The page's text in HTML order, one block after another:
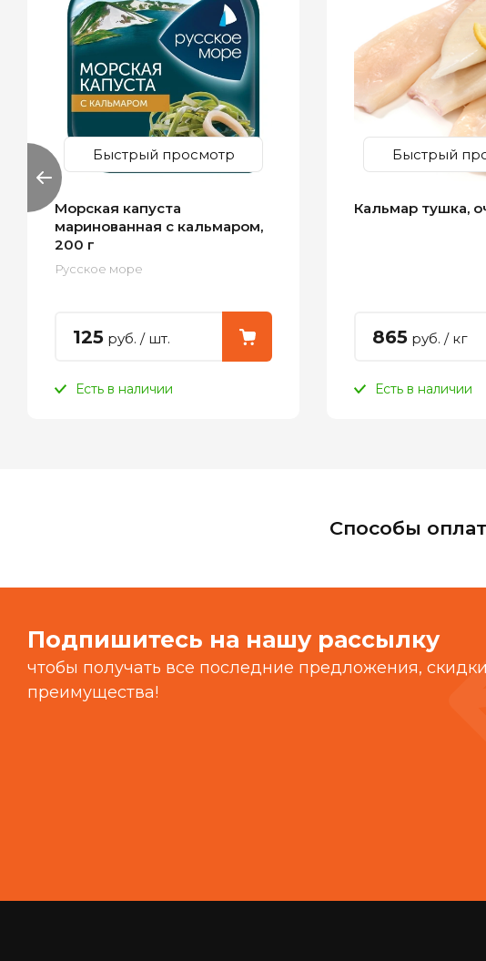
Быстрый просмотр
Морская капуста
маринованная с кальмаром,
200 г
Русское море
125 руб. / шт.
Есть в наличии
Быстрый
Кальмар тушка,
865 руб. / кг
Есть в наличии
Способы
Подпишитесь на нашу рассылку
чтобы получать все последние предложения,
преимущества!